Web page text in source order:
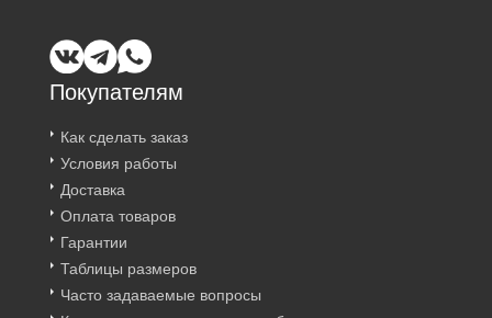
Покупателям
Как сделать заказ
Условия работы
Доставка
Оплата товаров
Гарантии
Таблицы размеров
Часто задаваемые вопросы